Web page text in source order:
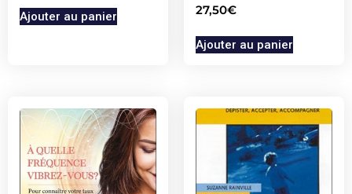
Ajouter au panier 27,50€
Ajouter au panier